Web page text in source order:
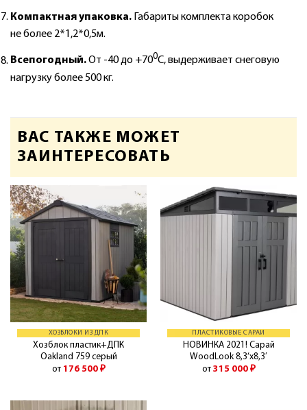
Компактная упаковка. Габариты комплекта коробок
не более 2*1,2*0,5м.
Всепогодный.От -40 до +700С, выдерживает снеговую
нагрузку более 500 кг.
ВАС ТАКЖЕ МОЖЕТ
ЗАИНТЕРЕСОВАТЬ
ХОЗБЛОКИ ИЗ ДПК
Хозблок пластик+ДПК
Oakland 759 серый
от 176 500 ₽
ПЛАСТИКОВЫЕ САРАИ
НОВИНКА 2021! Сарай
WoodLook 8,3’х8,3′
от 315 000 ₽